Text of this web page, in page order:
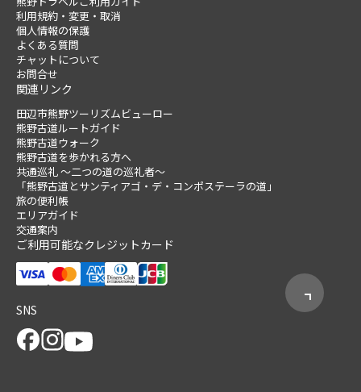
利用規約・変更・取消
個人情報の保護
よくある質問
チャットについて
お問合せ
関連リンク
田辺市熊野ツーリズムビューロー
熊野古道ルートガイド
熊野古道ウォーク
熊野古道を歩かれる方へ
共通巡礼 ～二つの道の巡礼者～
「熊野古道とサンティアゴ・デ・コンポステーラの道」
旅の便利帳
エリアガイド
交通案内
ご利用可能なクレジットカード
SNS